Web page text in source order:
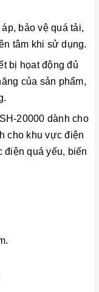
bảo vệ quá tải,
tâm khi sử dụng.
bị họat động đủ
của sản phẩm,
20000 dành cho
cho khu vực điện
điện quá yếu, biến